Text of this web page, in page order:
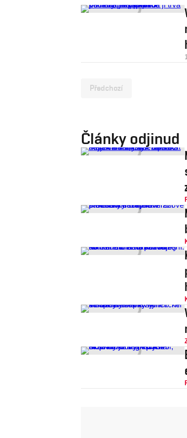
Předchozí
Články odjinud